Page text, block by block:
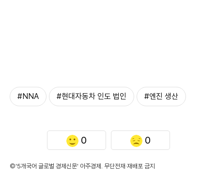
#NNA #현대자동차 인도 법인 #엔진 생산
0 0
©'5개국어 글로벌 경제신문' 아주경제. 무단전재·재배포 금지